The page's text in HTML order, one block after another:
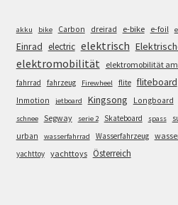
akku bike Carbon dreirad e-bike e-foil
Einrad electric elektrisch
elektromobilität elektromobilität
fahrrad
fahrzeug Firewheel flite fliteboard
Inmotion jetboard Kingsong Longboard
schnee Segway serie 2 Skateboard spass
urban wasserfahrrad Wasserfahrzeug
yachttoy yachttoys Österreich